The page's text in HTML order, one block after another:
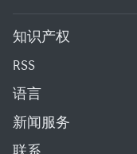
知识产权
RSS
语言
新闻服务